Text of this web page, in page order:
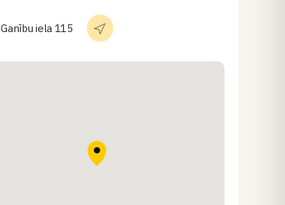
Ganību iela 115